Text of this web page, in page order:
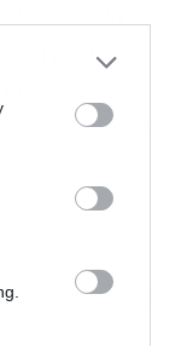
ρύθμιση
τη Nexans
δοκιμές για